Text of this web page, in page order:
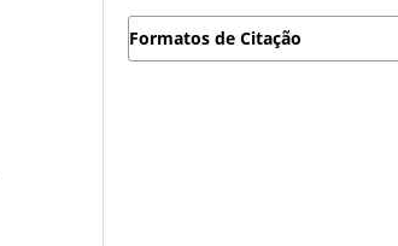
Formatos de Citação